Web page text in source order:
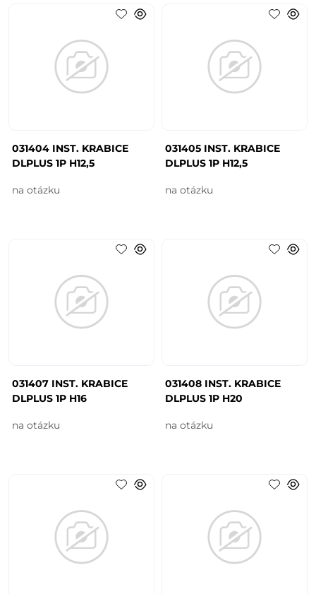
031404 INST. KRABICE
DLPLUS 1P H12,5
na otázku
031405 INST. KRABICE
DLPLUS 1P H12,5
na otázku
031407 INST. KRABICE
DLPLUS 1P H16
na otázku
031408 INST. KRABICE
DLPLUS 1P H20
na otázku